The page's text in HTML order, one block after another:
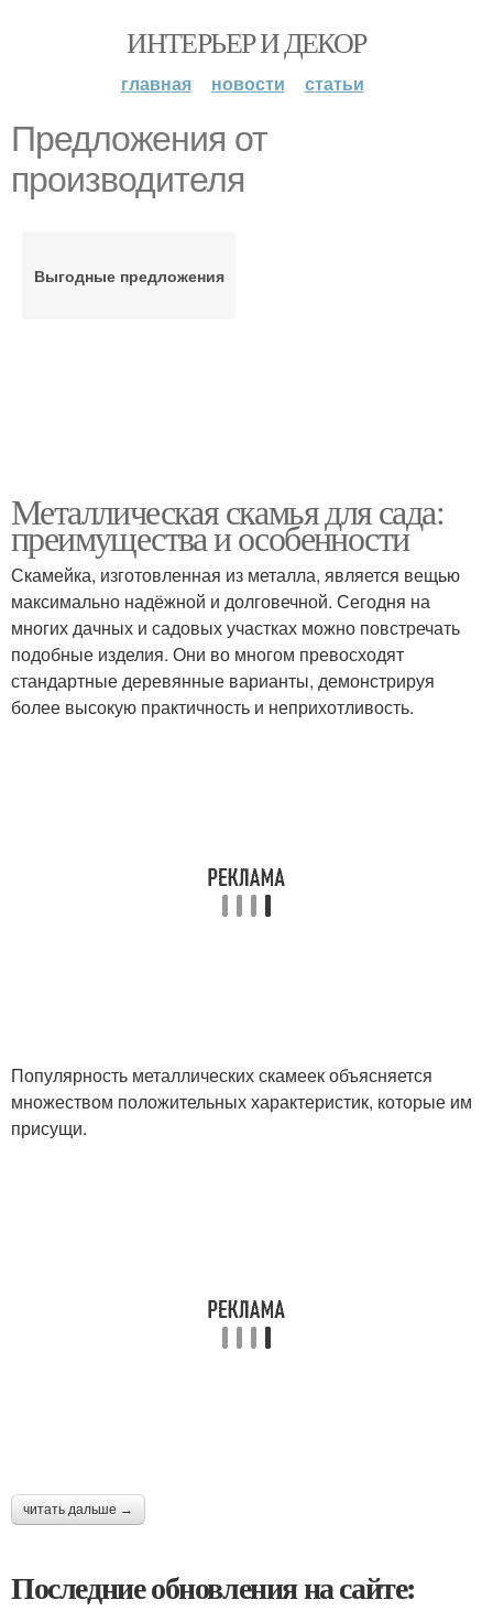
ИНТЕРЬЕР И ДЕКОР
главная новости статьи
Предложения от
производителя
Выгодные предложения
Металлическая скамья для сада:
преимущества и особенности
Скамейка, изготовленная из металла, является вещью
максимально надёжной и долговечной. Сегодня на
многих дачных и садовых участках можно повстречать
подобные изделия. Они во многом превосходят
стандартные деревянные варианты, демонстрируя
более высокую практичность и неприхотливость.
Популярность металлических скамеек объясняется
множеством положительных характеристик, которые им
присущи.
читать дальше →
Последние обновления на сайте: